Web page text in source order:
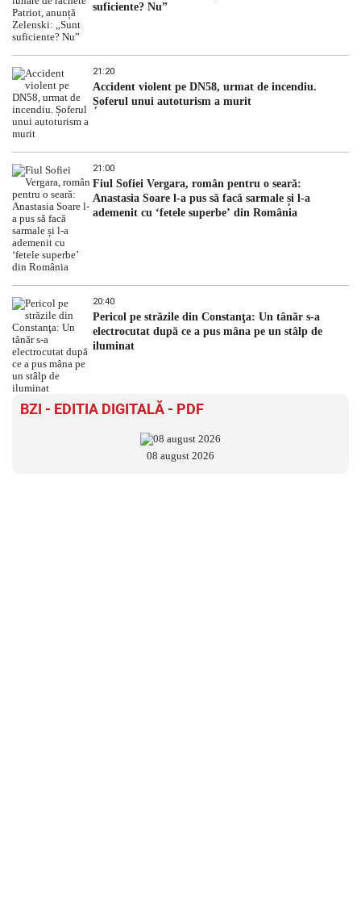
suficiente? Nu”
21:20
Accident violent pe DN58, urmat de incendiu.
Șoferul unui autoturism a murit
21:00
Fiul Sofiei Vergara, român pentru o seară:
Anastasia Soare l-a pus să facă sarmale și l-a
ademenit cu ‘fetele superbe’ din România
20:40
Pericol pe străzile din Constanţa: Un tânăr s-a
electrocutat după ce a pus mâna pe un stâlp de
iluminat
BZI - EDITIA DIGITALĂ - PDF
08 august 2026